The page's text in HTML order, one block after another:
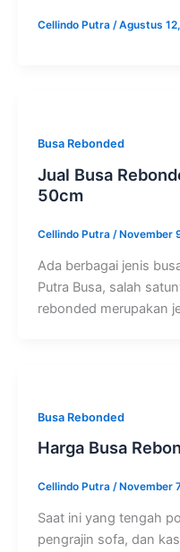
Cellindo Putra /Agustus
Busa Rebonded
Jual Busa
50cm
Cellindo Putra /November
Ada berbagai jenis
Putra Busa, salah
rebonded merupakan
Busa Rebonded
Harga Busa
Cellindo Putra / November
Saat ini yang tengah
pengrajin sofa, dan